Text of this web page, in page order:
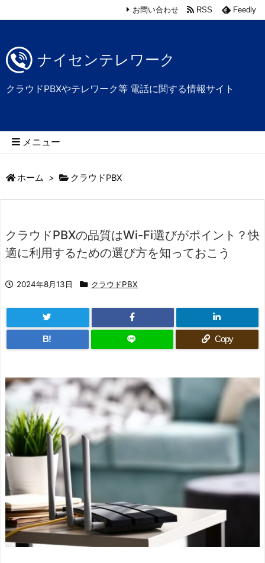
ナイセンテレワーク
クラウドPBXやテレワーク等 電話に関する情報サイト
メニュー
お問い合わせ RSS Feedly
ホーム > クラウドPBX
クラウドPBXの品質はWi-Fi選びがポイント？快
適に利用するための選び方を知っておこう
2024年8月13日 クラウドPBX
B! Copy